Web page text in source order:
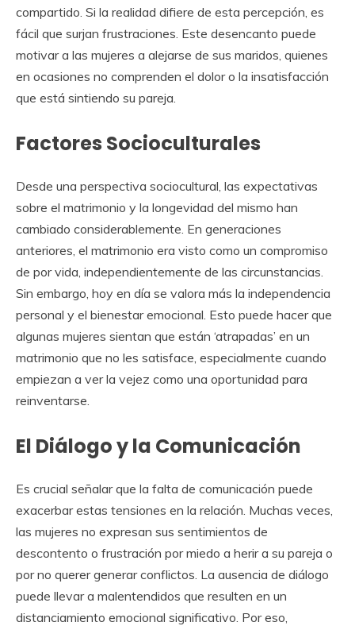
compartido. Si la realidad difiere de esta percepción, es
fácil que surjan frustraciones. Este desencanto puede
motivar a las mujeres a alejarse de sus maridos, quienes
en ocasiones no comprenden el dolor o la insatisfacción
que está sintiendo su pareja.
Factores Socioculturales
Desde una perspectiva sociocultural, las expectativas
sobre el matrimonio y la longevidad del mismo han
cambiado considerablemente. En generaciones
anteriores, el matrimonio era visto como un compromiso
de por vida, independientemente de las circunstancias.
Sin embargo, hoy en día se valora más la independencia
personal y el bienestar emocional. Esto puede hacer que
algunas mujeres sientan que están ‘atrapadas’ en un
matrimonio que no les satisface, especialmente cuando
empiezan a ver la vejez como una oportunidad para
reinventarse.
El Diálogo y la Comunicación
Es crucial señalar que la falta de comunicación puede
exacerbar estas tensiones en la relación. Muchas veces,
las mujeres no expresan sus sentimientos de
descontento o frustración por miedo a herir a su pareja o
por no querer generar conflictos. La ausencia de diálogo
puede llevar a malentendidos que resulten en un
distanciamiento emocional significativo. Por eso,